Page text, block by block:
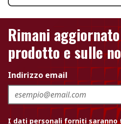
Rimani
prodotto e sulle
Indirizzo email
I dati personali forniti